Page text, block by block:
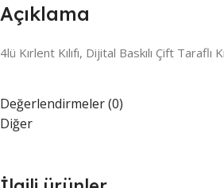
Açıklama
4lü Kırlent Kılıfı, Dijital Baskılı Çift Taraflı
Değerlendirmeler (0)
Diğer